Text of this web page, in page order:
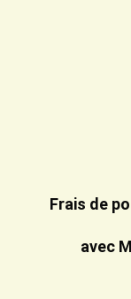
Frais de
avec